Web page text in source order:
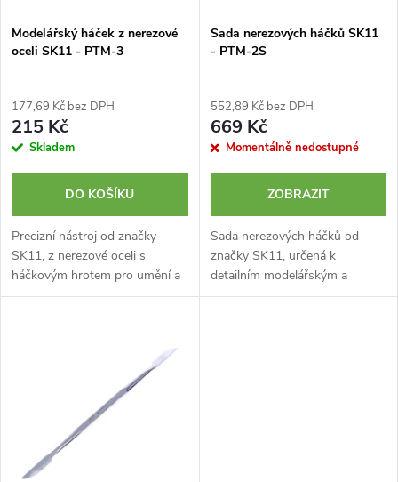
r
o
d
u
k
t
p
r
o
d
k
t
Modelářský háček z nerezové
oceli SK11 - PTM-3
177,69 Kč bez DPH
215 Kč
Skladem
DO KOŠÍKU
Precizní nástroj od značky
SK11, z nerezové oceli s
háčkovým hrotem pro umění a
modelářství.
Sada nerezových háčků SK11
- PTM-2S
552,89 Kč bez DPH
669 Kč
Momentálně nedostupné
ZOBRAZIT
Sada nerezových háčků od
značky SK11, určená k
detailním modelářským a
sochařským činnostem.